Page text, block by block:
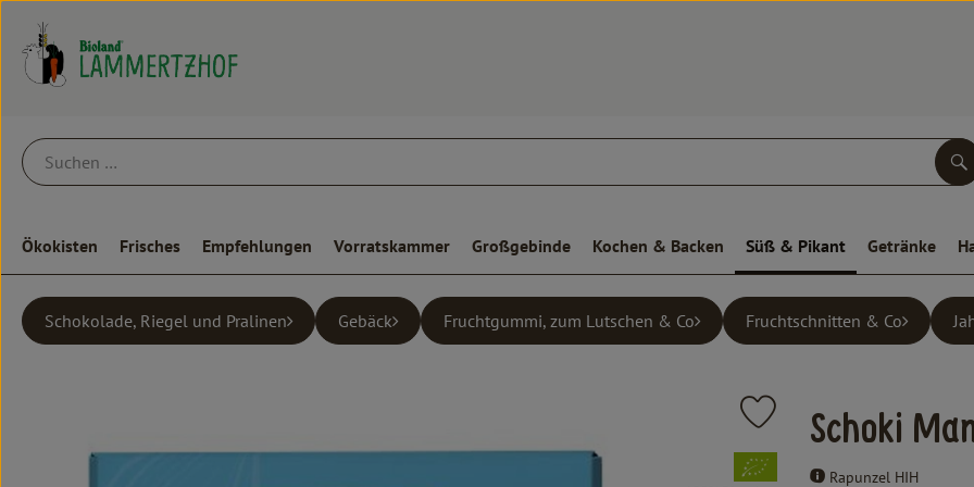
Ökokisten Frisches Empfehlungen Vorratskammer Großgebinde Kochen & Backen Süß & Pikant Getränke
Schokolade, Riegel und Pralinen Gebäck Fruchtgummi, zum Lutschen & Co Fruchtschnitten & Co
Schoki
Rapunzel HIH
Produkt zu Favouriten hinzufügen
, Verband: